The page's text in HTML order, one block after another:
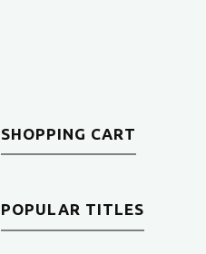
SHOPPING CART
POPULAR TITLES